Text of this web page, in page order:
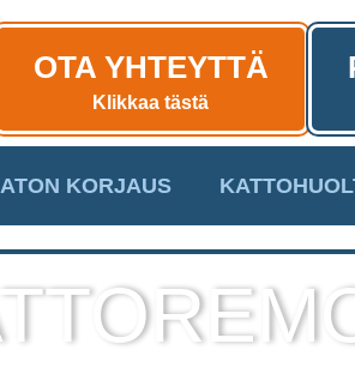
OTA YHTEYTTÄ
Klikkaa tästä
KORJAUS